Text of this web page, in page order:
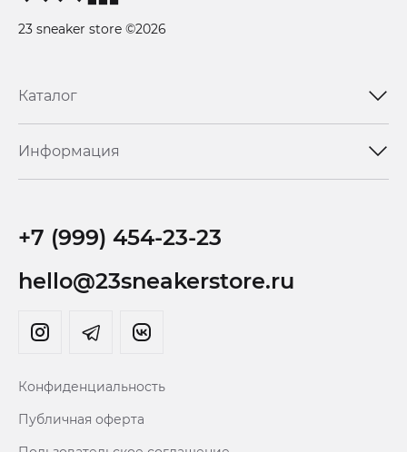
23 sneaker store ©2026
Каталог
Информация
+7 (999) 454-23-23
hello@23sneakerstore.ru
Конфиденциальность
Публичная оферта